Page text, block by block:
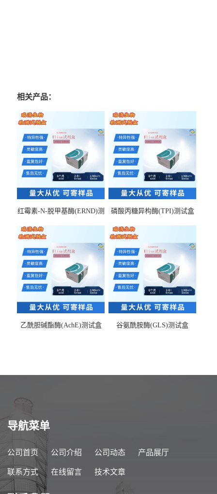
相关产品：
红霉素-N-脱甲基酶(ERND)测
磷酸丙糖异构酶(TPI)测试盒
乙酰胆碱酯酶(AchE)测试盒 谷氨酰胺酶(GLS)测试盒
导航菜单
公司首页 公司介绍 公司动态 产品展厅
联系方式 在线留言 技术文章